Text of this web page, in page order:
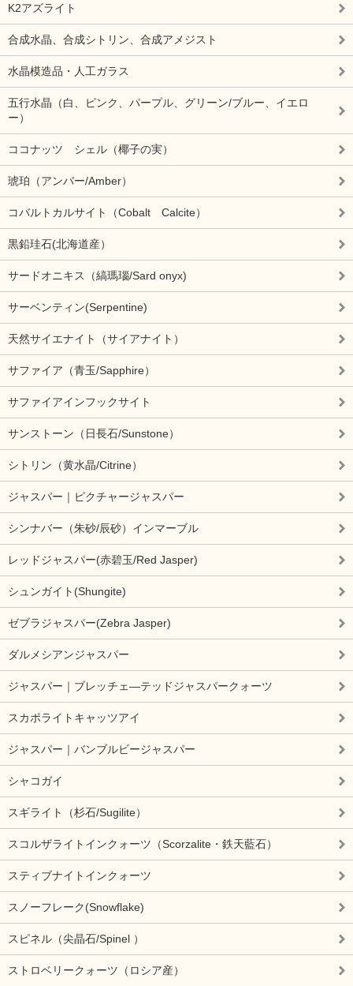
K2アズライト
合成水晶、合成シトリン、合成アメジスト
水晶模造品・人工ガラス
五行水晶（白、ピンク、パープル、グリーン/ブルー、イエロ
ー）
ココナッツ シェル（椰子の実）
琥珀（アンバー/Amber）
コバルトカルサイト（Cobalt Calcite）
黒鉛珪石(北海道産）
サードオニキス（縞瑪瑙/Sard onyx)
サーベンティン(Serpentine)
天然サイエナイト（サイアナイト）
サファイア（青玉/Sapphire）
サファイアインフックサイト
サンストーン（日長石/Sunstone）
シトリン（黄水晶/Citrine）
ジャスパー｜ピクチャージャスパー
シンナバー（朱砂/辰砂）インマーブル
レッドジャスパー(赤碧玉/Red Jasper)
シュンガイト(Shungite)
ゼブラジャスパー(Zebra Jasper)
ダルメシアンジャスパー
ジャスパー｜ブレッチェ―テッドジャスパークォーツ
スカポライトキャッツアイ
ジャスパー｜バンブルビージャスパー
シャコガイ
スギライト（杉石/Sugilite）
スコルザライトインクォーツ（Scorzalite・鉄天藍石）
スティブナイトインクォーツ
スノーフレーク(Snowflake)
スピネル（尖晶石/Spinel ）
ストロベリークォーツ（ロシア産）